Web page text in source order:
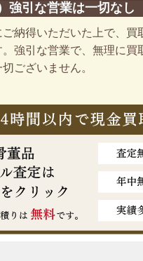
強引な営業は一切なし
納得いただいた上で、買
強引な営業で、無理に買
ございません。